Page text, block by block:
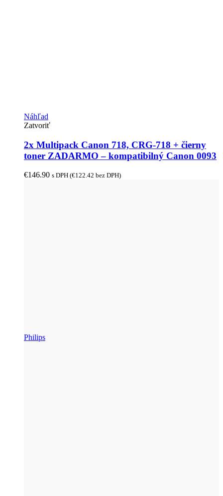
Náhľad
Zatvoriť
2x Multipack Canon 718, CRG-718 + čierny
toner ZADARMO – kompatibilný Canon 0093
€146.90 s DPH (€122.42 bez DPH)
Philips